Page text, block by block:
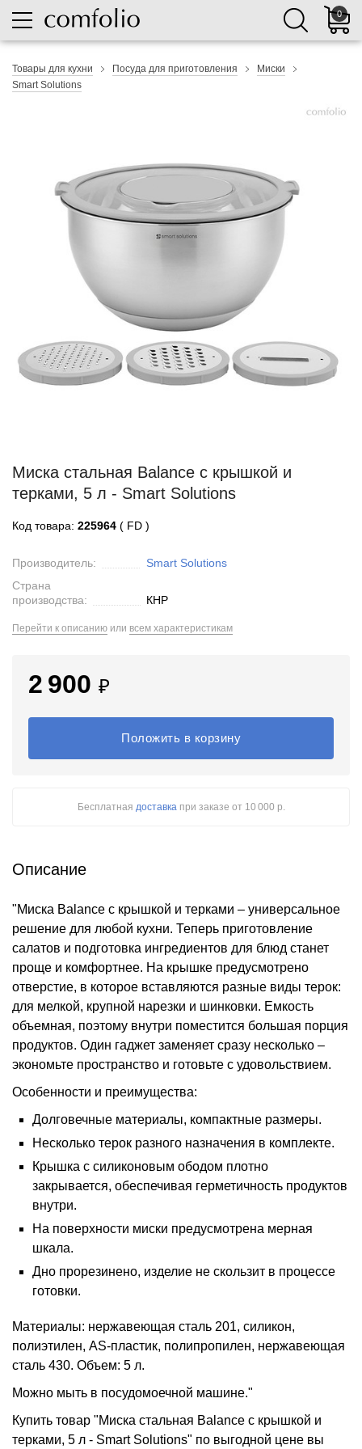
0
Товары для кухни Посуда для приготовления
Миски
Smart Solutions
Миска стальная Balance с крышкой и
терками, 5 л - Smart Solutions
Код товара: 225964 ( FD )
Производитель:
Smart Solutions
Страна
производства:
КНР
Перейти к описанию или всем характеристикам
2 900 ₽
Положить в корзину
Бесплатная доставкапри заказе от 10 000 р.
Описание
"Миска Balance с крышкой и терками – универсальное
решение для любой кухни. Теперь приготовление
салатов и подготовка ингредиентов для блюд станет
проще и комфортнее. На крышке предусмотрено
отверстие, в которое вставляются разные виды терок:
для мелкой, крупной нарезки и шинковки. Емкость
объемная, поэтому внутри поместится большая порция
продуктов. Один гаджет заменяет сразу несколько –
экономьте пространство и готовьте с удовольствием.
Особенности и преимущества:
Долговечные материалы, компактные размеры.
Несколько терок разного назначения в комплекте.
Крышка с силиконовым ободом плотно
закрывается, обеспечивая герметичность продуктов
внутри.
На поверхности миски предусмотрена мерная
шкала.
Дно прорезинено, изделие не скользит в процессе
готовки.
Материалы: нержавеющая сталь 201, силикон,
полиэтилен, AS-пластик, полипропилен, нержавеющая
сталь 430. Объем: 5 л.
Можно мыть в посудомоечной машине."
Купить товар "Миска стальная Balance с крышкой и
терками, 5 л - Smart Solutions" по выгодной цене вы